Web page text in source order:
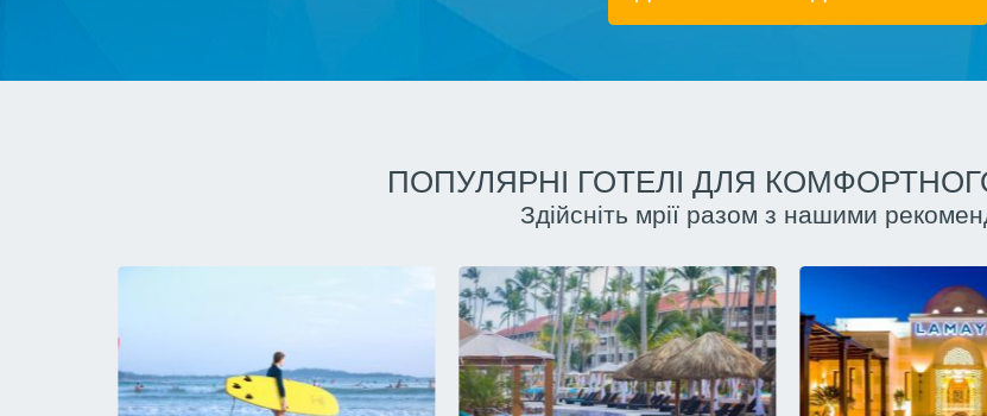
ПОПУЛЯРНІ ГОТЕЛІ ДЛЯ
Здійсніть мрії разом з нашими